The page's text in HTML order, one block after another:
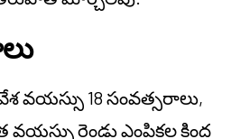
వయస్సు 18 సంవత్సరాలు,
వయస్సు రెండు ఎంపికల కింద